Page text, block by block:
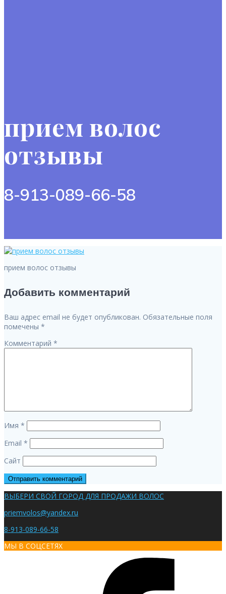
прием волос
отзывы
8-913-089-66-58
прием волос отзывы
Добавить комментарий
Ваш адрес email не будет опубликован. Обязательные поля
помечены *
Комментарий *
Имя *
Email *
Сайт
ВЫБЕРИ СВОЙ ГОРОД ДЛЯ ПРОДАЖИ ВОЛОС
priemvolos@yandex.ru
8-913-089-66-58
МЫ В СОЦСЕТЯХ